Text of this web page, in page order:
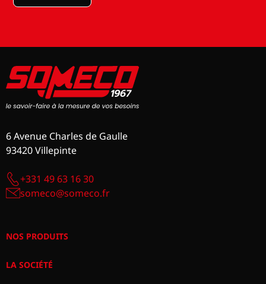
6 Avenue Charles de Gaulle
93420 Villepinte
+331 49 63 16 30
someco@someco.fr
NOS PRODUITS
LA SOCIÉTÉ